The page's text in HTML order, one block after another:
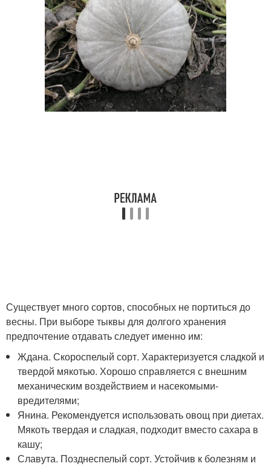
Существует много сортов, способных не портиться до
весны. При выборе тыквы для долгого хранения
предпочтение отдавать следует именно им:
Ждана. Скороспелый сорт. Характеризуется сладкой и
твердой мякотью. Хорошо справляется с внешним
механическим воздействием и насекомыми-
вредителями;
Янина. Рекомендуется использовать овощ при диетах.
Мякоть твердая и сладкая, подходит вместо сахара в
кашу;
Славута. Позднеспелый сорт. Устойчив к болезням и